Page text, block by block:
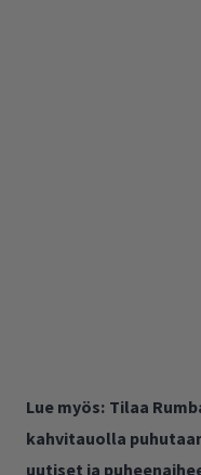
Lue myös: Tilaa
kahvitauolla
uutiset ja